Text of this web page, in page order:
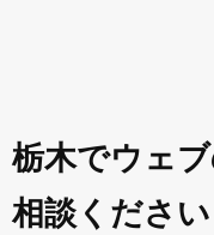
栃木でウェ
相談ください